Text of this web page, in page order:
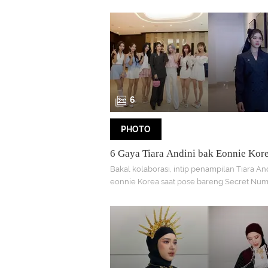
pun hadir mengenakan baju pink dan
tampilannya.
6
PHOTO
6 Gaya Tiara Andini bak Eonnie
Pose Bareng Secret Number,
Kebanting
Bakal kolaborasi, intip penampilan Tiara
eonnie Korea saat pose bareng Secret